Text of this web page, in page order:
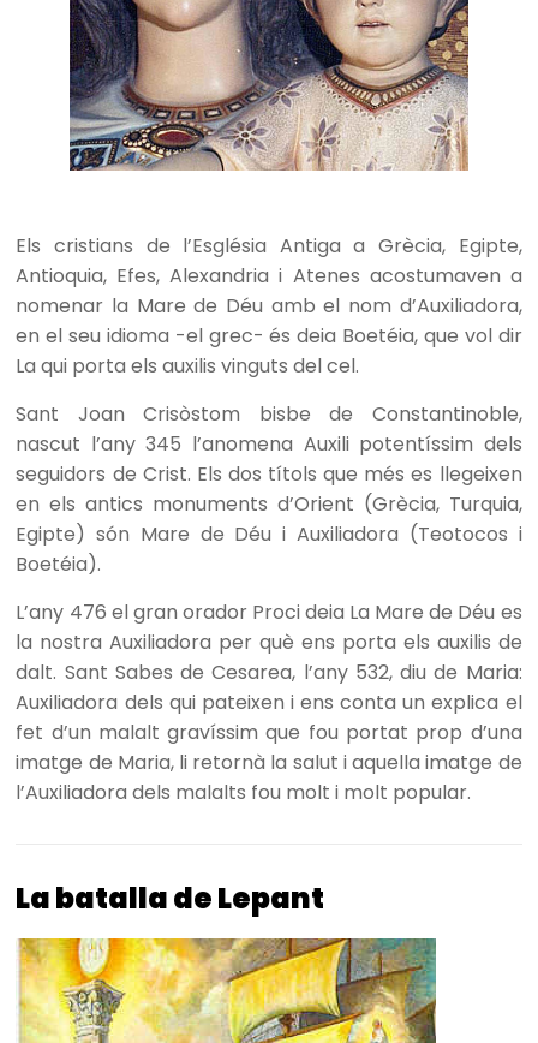
Els cristians de l’Església Antiga a Grècia, Egipte,
Antioquia, Efes, Alexandria i Atenes acostumaven a
nomenar la Mare de Déu amb el nom d’Auxiliadora,
en el seu idioma -el grec- és deia Boetéia, que vol dir
La qui porta els auxilis vinguts del cel.
Sant Joan Crisòstom bisbe de Constantinoble,
nascut l’any 345 l’anomena Auxili potentíssim dels
seguidors de Crist. Els dos títols que més es llegeixen
en els antics monuments d’Orient (Grècia, Turquia,
Egipte) són Mare de Déu i Auxiliadora (Teotocos i
Boetéia).
L’any 476 el gran orador Proci deia La Mare de Déu es
la nostra Auxiliadora per què ens porta els auxilis de
dalt. Sant Sabes de Cesarea, l’any 532, diu de Maria:
Auxiliadora dels qui pateixen i ens conta un explica el
fet d’un malalt gravíssim que fou portat prop d’una
imatge de Maria, li retornà la salut i aquella imatge de
l’Auxiliadora dels malalts fou molt i molt popular.
La batalla de Lepant